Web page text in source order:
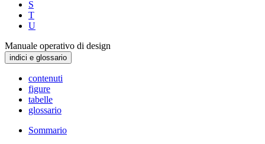
S
T
U
Manuale operativo di design
indici e glossario
contenuti
figure
tabelle
glossario
Sommario